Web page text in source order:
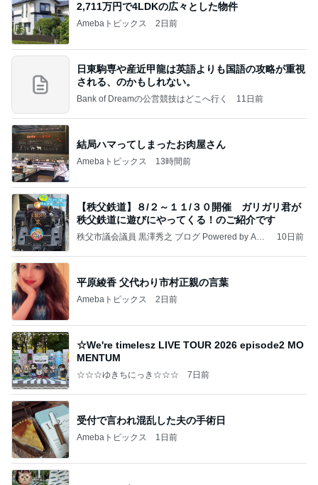
2,711万円で4LDKの広々とした物件
Amebaトピックス 2日前
日東駒専や産近甲龍は英語よりも国語の攻略が重視
される、のかもしれない。
Bank of Dreamの公営競技はどこへ行く 11日前
結局ハマってしまったお肉屋さん
Amebaトピックス 13時間前
【秩父鉄道】８/２～１１/３０開催 ガリガリ君が
秩父鉄道に遊びにやってくる！のご紹介です
秩父市議会議員 黒澤秀之 ブログ Powered by Ame
10日前
平原綾香 父代わり市村正親の言葉
Amebaトピックス 2日前
☆We're timelesz LIVE TOUR 2026 episode2 MO
MENTUM
☆☆☆ゆきちにっき☆☆☆ 7日前
受付で言われ混乱した夫の手術日
Amebaトピックス 1日前